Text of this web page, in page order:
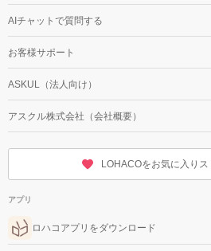
AIチャットで質問する
お客様サポート
ASKUL（法人向け）
アスクル株式会社（会社概要）
LOHACOをお気に入り
アプリ
ロハコアプリをダウンロード